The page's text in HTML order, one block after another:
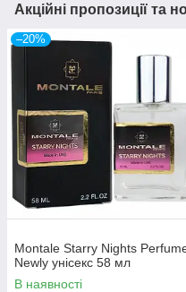
Акційні пропозиції та
–20%
Montale Starry Nights
Newly унісекс 58 мл
В наявності